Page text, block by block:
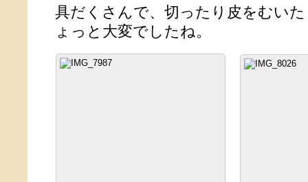
具だくさんで、切ったり皮をむい
ょっと大変でしたね。